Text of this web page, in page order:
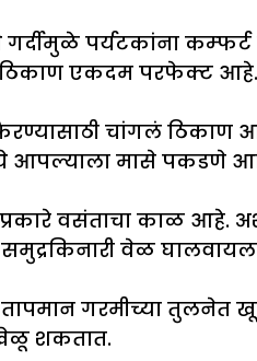
पर्यटकांना
ठिकाण एकदम परफेक्ट आहे.
चांगलं ठिकाण
आपल्याला मासे पकडणे
वसंताचा काळ आहे.
वेळ
गरमीच्या तुलनेत
शकतात.